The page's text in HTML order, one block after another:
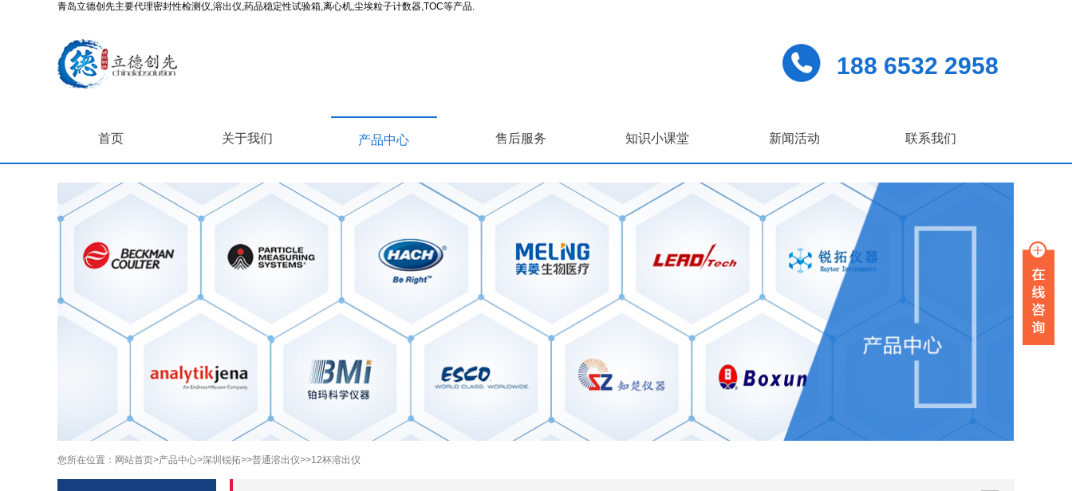
青岛立德创先主要代理密封性检测仪,溶出仪,药品稳定性试验箱,离心机,尘埃粒子计数器,TOC等产品.
188 6532 2958
首页 关于我们 产品中心 售后服务 知识小课堂 新闻活动 联系我们
您所在位置： 网站首页>产品中心>深圳锐拓>>普通溶出仪>>12杯溶出仪